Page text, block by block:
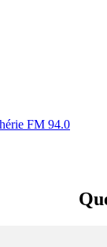
FM 94.0